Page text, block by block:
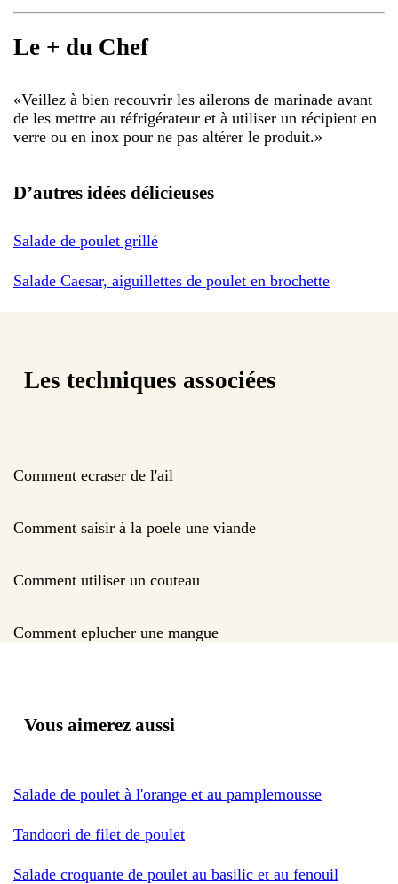
Le + du Chef
«Veillez à bien recouvrir les ailerons de marinade avant
de les mettre au réfrigérateur et à utiliser un récipient en
verre ou en inox pour ne pas altérer le produit.»
D’autres idées délicieuses
Salade de poulet grillé
Salade Caesar, aiguillettes de poulet en brochette
Les techniques associées
Comment ecraser de l'ail
Comment saisir à la poele une viande
Comment utiliser un couteau
Comment eplucher une mangue
Vous aimerez aussi
Salade de poulet à l'orange et au pamplemousse
Tandoori de filet de poulet
Salade croquante de poulet au basilic et au fenouil